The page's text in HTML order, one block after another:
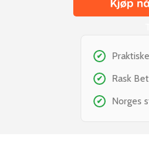
✔
✔ Rask
✔ Norges